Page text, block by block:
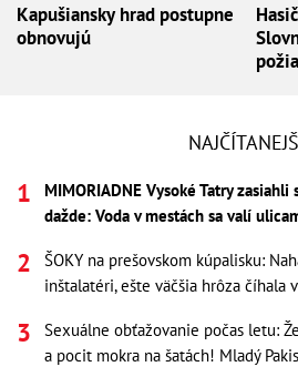
Kapušiansky hrad postupne
obnovujú
MIMORIADNE Vysoké Tatry
dažde: Voda v mestách sa valí
ŠOKY na prešovskom kúpalisku:
inštalatéri, ešte väčšia hrôza číhala v
Sexuálne obťažovanie počas letu:
a pocit mokra na šatách! Mladý